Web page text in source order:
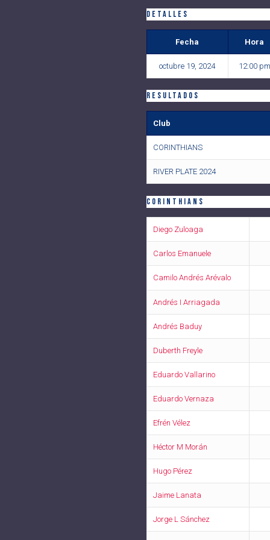
Detalles
Fecha Hora
octubre 19, 2024 12:00 pm
Resultados
Club
CORINTHIANS
RIVER PLATE 2024
CORINTHIANS
Diego Zuloaga
Carlos Emanuele
Camilo Andrés Arévalo
Andrés I Arriagada
Andrés Baduy
Duberth Freyle
Eduardo Vallarino
Eduardo Vernaza
Efrén Vélez
Héctor M Morán
Hugo Pérez
Jaime Lanata
Jorge L Sánchez